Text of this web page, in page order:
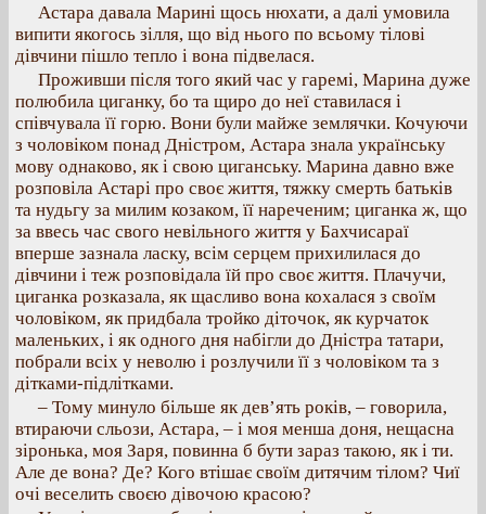
Астара давала Марині щось нюхати, а далі умовила
випити якогось зілля, що від нього по всьому тілові
дівчини пішло тепло і вона підвелася.
Проживши після того який час у гаремі, Марина дуже
полюбила циганку, бо та щиро до неї ставилася і
співчувала її горю. Вони були майже землячки. Кочуючи
з чоловіком понад Дністром, Астара знала українську
мову однаково, як і свою циганську. Марина давно вже
розповіла Астарі про своє життя, тяжку смерть батьків
та нудьгу за милим козаком, її нареченим; циганка ж, що
за ввесь час свого невільного життя у Бахчисараї
вперше зазнала ласку, всім серцем прихилилася до
дівчини і теж розповідала їй про своє життя. Плачучи,
циганка розказала, як щасливо вона кохалася з своїм
чоловіком, як придбала тройко діточок, як курчаток
маленьких, і як одного дня набігли до Дністра татари,
побрали всіх у неволю і розлучили її з чоловіком та з
дітками-підлітками.
– Тому минуло більше як дев’ять років, – говорила,
втираючи сльози, Астара, – і моя менша доня, нещасна
зіронька, моя Заря, повинна б бути зараз такою, як і ти.
Але де вона? Де? Кого втішає своїм дитячим тілом? Чиї
очі веселить своєю дівочою красою?